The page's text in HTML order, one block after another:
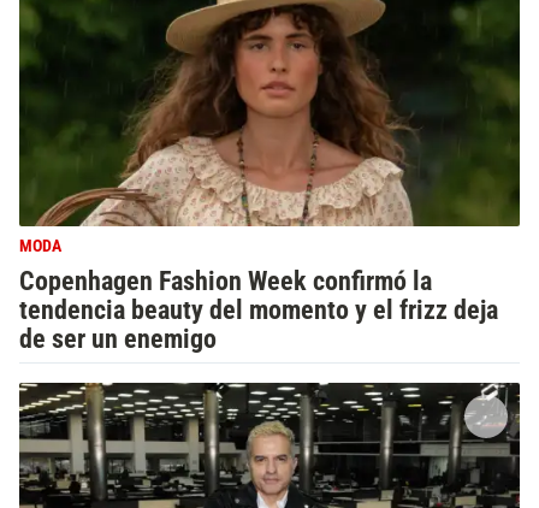
MODA
Copenhagen Fashion Week confirmó la
tendencia beauty del momento y el frizz deja
de ser un enemigo